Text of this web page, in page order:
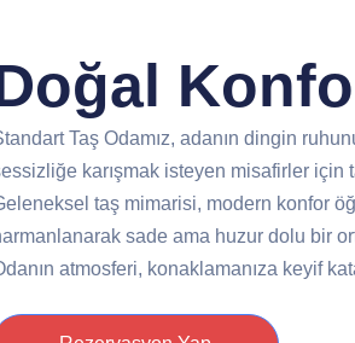
Taş Odamız, adanın dingin
karışmak isteyen misafirler için
taş mimarisi, modern konfor
sade ama huzur dolu bir
atmosferi, konaklamanıza keyif